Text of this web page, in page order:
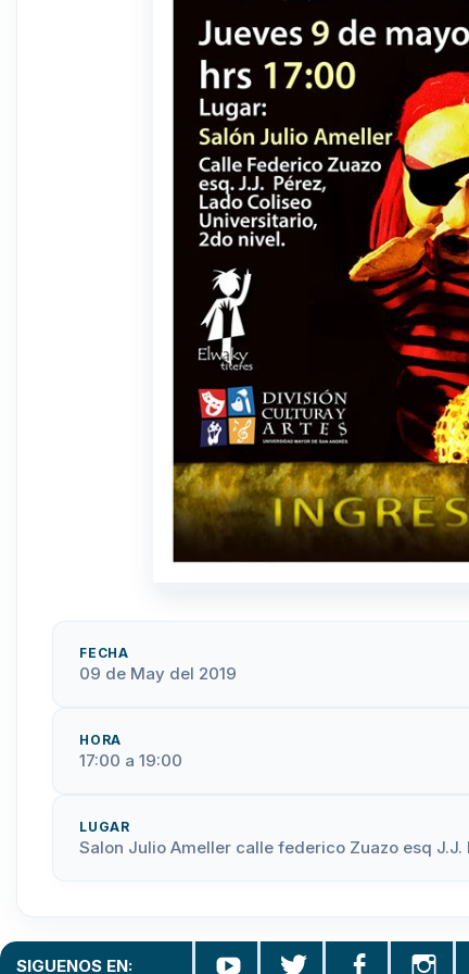
FECHA
09 de May del 2019
HORA
17:00 a 19:00
LUGAR
Salon Julio Ameller calle federico Zuazo esq
SIGUENOS EN: